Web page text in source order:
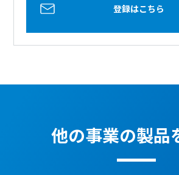
登録はこちら
他の事業の製品